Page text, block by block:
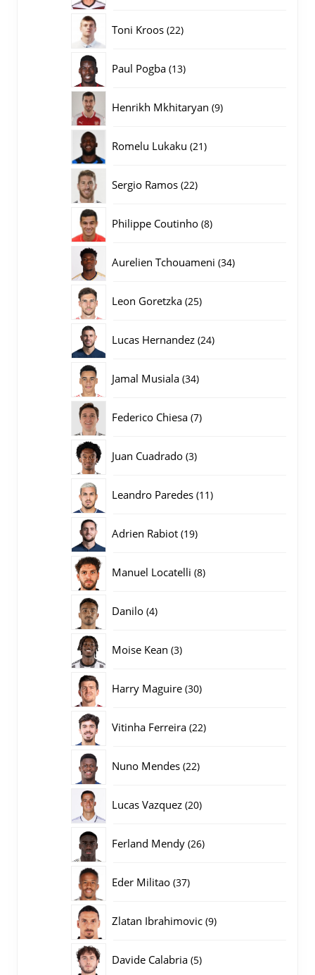
Toni Kroos 2222
Paul Pogba 1313
Henrikh Mkhitaryan 99
Romelu Lukaku 2121
Sergio Ramos 2222
Philippe Coutinho 88
Aurelien Tchouameni 3434
Leon Goretzka 2525
Lucas Hernandez 2424
Jamal Musiala 3434
Federico Chiesa 77
Juan Cuadrado 33
Leandro Paredes 1111
Adrien Rabiot 1919
Manuel Locatelli 88
Danilo 44
Moise Kean 33
Harry Maguire 3030
Vitinha Ferreira 2222
Nuno Mendes 2222
Lucas Vazquez 2020
Ferland Mendy 2626
Eder Militao 3737
Zlatan Ibrahimovic 99
Davide Calabria 55